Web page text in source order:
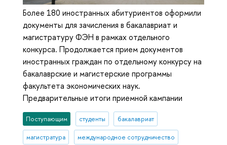
Более 180 иностранных абитуриентов оформили
документы для зачисления в бакалавриат и
магистратуру ФЭН в рамках отдельного
конкурса. Продолжается прием документов
иностранных граждан по отдельному конкурсу на
бакалаврские и магистерские программы
факультета экономических наук.
Предварительные итоги приемной кампании
Поступающим студенты бакалавриат
магистратура международное сотрудничество